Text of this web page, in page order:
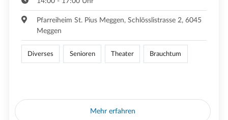
Pfarreiheim St. Pius Meggen, Schlösslistrasse 2, 6045
Meggen
Diverses Senioren Theater Brauchtum
Mehr erfahren